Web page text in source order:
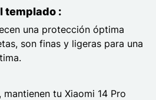
templado :
una protección óptima
son finas y ligeras para una
tu Xiaomi 14 Pro